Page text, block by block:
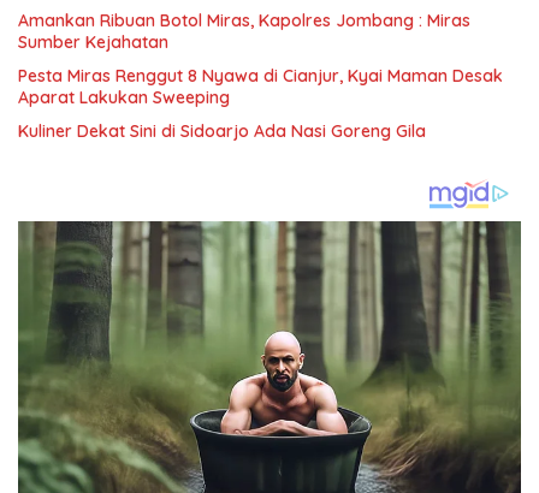
Amankan Ribuan Botol Miras, Kapolres Jombang : Miras
Sumber Kejahatan
Pesta Miras Renggut 8 Nyawa di Cianjur, Kyai Maman Desak
Aparat Lakukan Sweeping
Kuliner Dekat Sini di Sidoarjo Ada Nasi Goreng Gila